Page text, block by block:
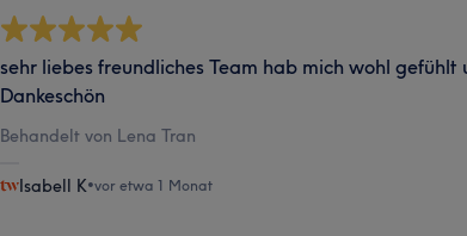
sehr liebes freundliches Team hab mich wohl
Dankeschön
Behandelt von Lena Tran
Isabell K•vor etwa 1 Monat